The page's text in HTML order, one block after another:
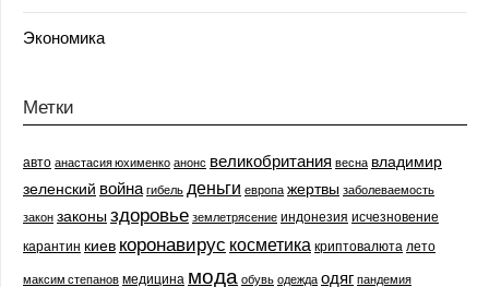
Экономика
Метки
авто анастасия юхименко анонс великобритания весна владимир
зеленский война гибель деньги европа жертвы заболеваемость
закон законыздоровье землетрясение индонезия исчезновение
карантин киев коронавирус косметика криптовалюта лето
максим степанов медицина мода обувь одежда одяг пандемия